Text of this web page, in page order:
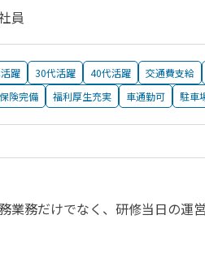
員
躍 30代活躍 40代活躍 交通費支給
険完備
福利厚生充実 車通勤可 駐車
業務だけでなく、研修当日の運